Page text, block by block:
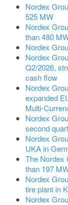
Nordex
525 MW
Nordex
than 480
Nordex
Nordex
Q2/2026,
cash flow
Nordex
expanded
Multi-
Nordex
second
Nordex
UKA in
The Nordex
than 197
Nordex
tire plant in
Nordex